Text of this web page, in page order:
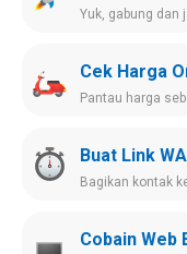
Yuk, gabung dan
Cek Harga
Pantau harga
Buat Link WA
Bagikan kontak
Cobain Web